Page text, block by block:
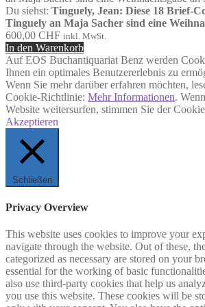
Du siehst: Tinguely, Jean: Diese 18 Brief-
Tinguely an Maja Sacher sind eine
600,00 CHF inkl. MwSt.
In den Warenkorb
Auf EOS Buchantiquariat Benz werden
Ihnen ein optimales Benutzererlebnis zu
Wenn Sie mehr darüber erfahren möchten,
Cookie-Richtlinie: Mehr Informationen.
Website weitersurfen, stimmen Sie der
Akzeptieren
Schließen
Privacy Overview
This website uses cookies to improve your
navigate through the website. Out of these,
categorized as necessary are stored on your
essential for the working of basic
also use third-party cookies that help us
you use this website. These cookies will be